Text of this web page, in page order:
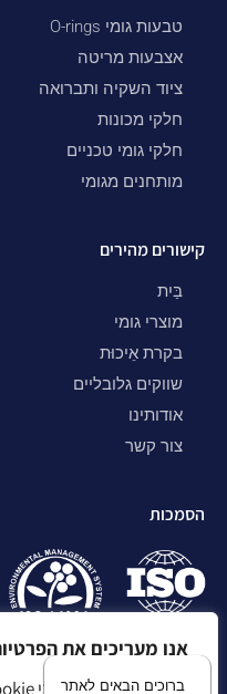
אנו מעריכים את
טבעות גומי O-rings
אצבעות מריטה
ציוד השקיה ותברואה
חלקי מכונות
חלקי גומי טכניים
מותחנים מגומי
קישורים מהירים
בַּיִת
מוצרי גומי
בקרת אֵיכוּת
שווקים גלובליים
אודותינו
צור קשר
הסמכות
ברוכים הבאים לאתר